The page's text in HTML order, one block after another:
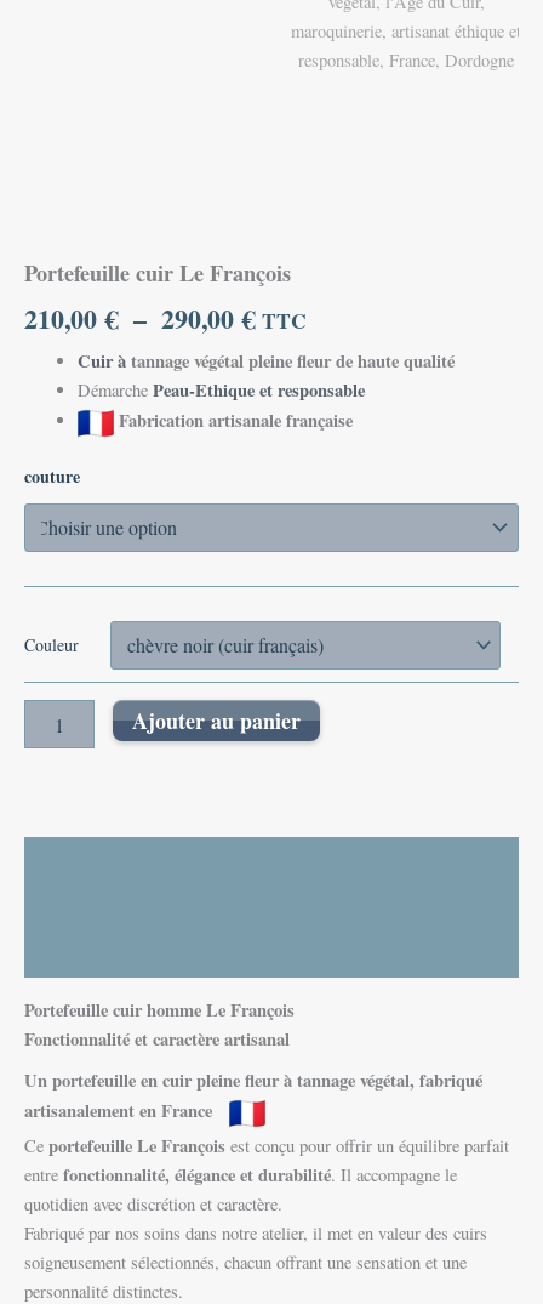
Portefeuille cuir Le François
210,00€ – 290,00€TTC
Cuir à tannage végétal pleine fleur de haute qualité
Démarche Peau-Ethique et responsable
Fabrication artisanale française
couture
Couleur
Ajouter au panier
Portefeuille cuir homme Le François
Fonctionnalité et caractère artisanal
Un portefeuille en cuir pleine fleur à tannage végétal, fabriqué
artisanalement en France
Ce portefeuille Le François est conçu pour offrir un équilibre parfait
entre fonctionnalité, élégance et durabilité. Il accompagne le
quotidien avec discrétion et caractère.
Fabriqué par nos soins dans notre atelier, il met en valeur des cuirs
soigneusement sélectionnés, chacun offrant une sensation et une
personnalité distinctes.